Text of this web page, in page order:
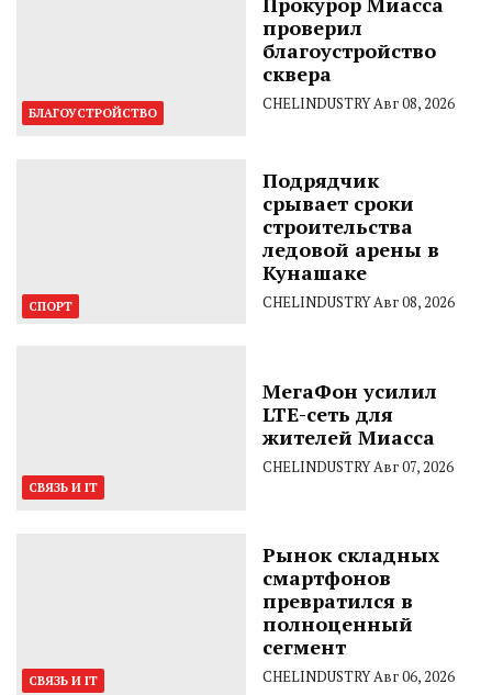
БЛАГОУСТРОЙСТВО
проверил
благоустройство
сквера
CHELINDUSTRYАвг 08, 2026
СПОРТ
Подрядчик
срывает сроки
строительства
ледовой арены в
Кунашаке
CHELINDUSTRYАвг 08, 2026
СВЯЗЬ И IT
МегаФон усилил
LTE-сеть для
жителей Миасса
CHELINDUSTRYАвг 07, 2026
СВЯЗЬ И IT
Рынок складных
смартфонов
превратился в
полноценный
сегмент
CHELINDUSTRYАвг 06, 2026